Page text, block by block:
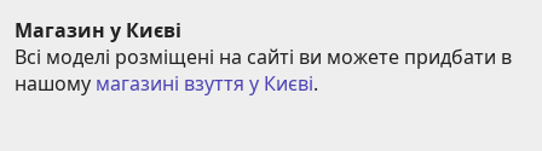
Магазин у Києві
Всі моделі розміщені на сайті ви можете придбати в
нашому магазині взуття у Києві.